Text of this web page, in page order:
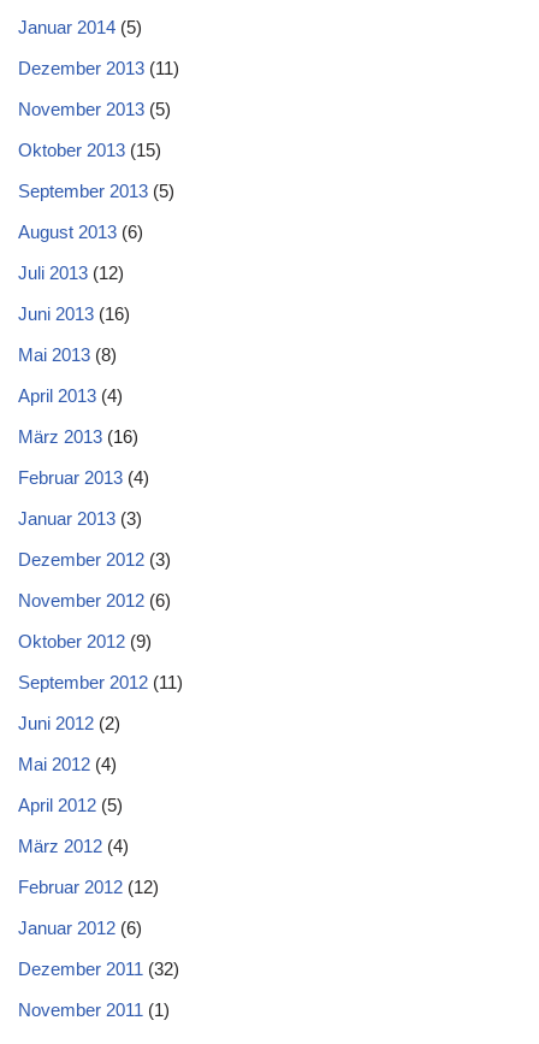
Januar 2014 (5)
Dezember 2013 (11)
November 2013 (5)
Oktober 2013 (15)
September 2013 (5)
August 2013 (6)
Juli 2013 (12)
Juni 2013 (16)
Mai 2013 (8)
April 2013 (4)
März 2013 (16)
Februar 2013 (4)
Januar 2013 (3)
Dezember 2012 (3)
November 2012 (6)
Oktober 2012 (9)
September 2012 (11)
Juni 2012 (2)
Mai 2012 (4)
April 2012 (5)
März 2012 (4)
Februar 2012 (12)
Januar 2012 (6)
Dezember 2011 (32)
November 2011 (1)